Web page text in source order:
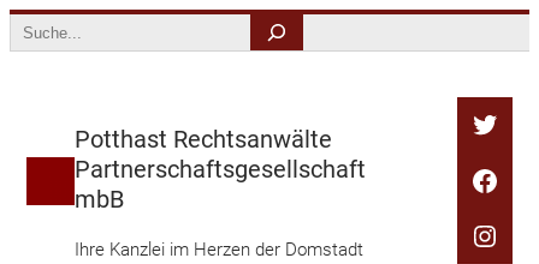
Search
Potthast Rechtsanwälte
Partnerschaftsgesellschaft
mbB
Ihre Kanzlei im Herzen der Domstadt